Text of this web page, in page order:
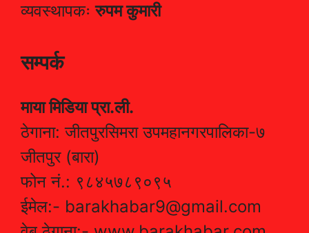
व्यवस्थापकःरुपम कुमारी
सम्पर्क
माया मिडिया प्रा.ली.
ठेगाना: जीतपुरसिमरा उपमहानगरपालिका-७
जीतपुर (बारा)
फोन नं.: ९८४५७८९०९५
ईमेल:- barakhabar9@gmail.com